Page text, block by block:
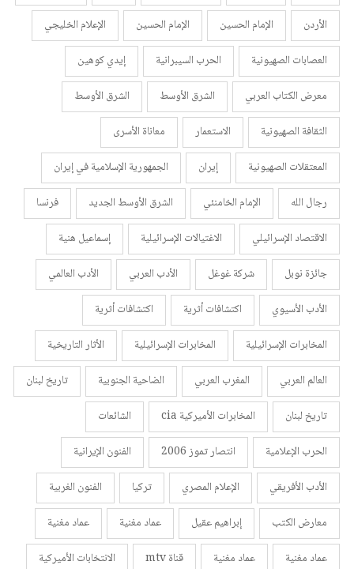
الأردن
الإمام الحسين الإمام الحسين
الإعلام الخليجي
العصابات الصهيونية
الحرب السيبرانية
إيدي كوهين
معرض الكتاب العربي
الشرق الأوسط
الشرق الأوسط
الثقافة الصهيونية
الاستعمار
معاناة الأسرى
المعتقلات الصهيونية
إيران
الجمهورية الإسلامية في إيران
رجال الله
الإمام الخامنئي الشرق الأوسط الجديد
فرنسا
الاقتصاد الإسرائيلي
الاغتيالات الإسرائيلية
إسماعيل هنية
جائزة نوبل
شركة غوغل الأدب العربي
الأدب العالمي
الأدب الأسيوي
اكتشافات أثرية
اكتشافات أثرية
المخابرات الإسرائيلية
المخابرات الإسرائيلية
الأثار التاريخية
العالم العربي
المغرب العربي الضاحية الجنوبية
تاريخ لبنان
تاريخ لبنان
المخابرات الأميركية cia
الشائعات
الحرب الإعلامية
انتصار تموز 2006
الفنون الإيرانية
الأدب الأفريقي
الإعلام المصري تركيا
الفنون الغربية
معارض الكتب
إبراهيم عقيل عماد مغنية
عماد مغنية
عماد مغنية
عماد مغنية قناة mtv
الانتخابات الأميركية